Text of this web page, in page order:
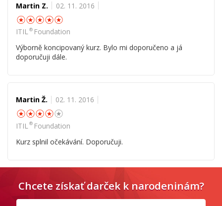
Martin Z. 02. 11. 2016
☆☆☆☆
ITIL®Foundation
Výborně koncipovaný kurz. Bylo mi doporučeno a já
doporučuji dále.
Martin Ž. 02. 11. 2016
☆☆☆☆
ITIL®Foundation
Kurz splnil očekávání. Doporučuji.
Chcete získať darček k narodeninám?